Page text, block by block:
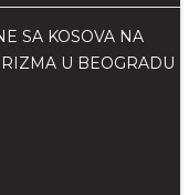
SA KOSOVA NA
U BEOGRADU